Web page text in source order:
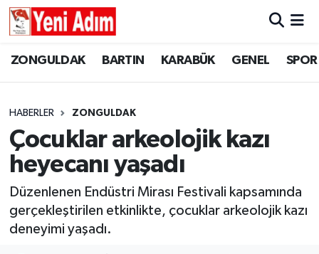
ZONGULDAK BARTIN KARABÜK GENEL SPOR
HABERLER ZONGULDAK
Çocuklar arkeolojik kazı
heyecanı yaşadı
Düzenlenen Endüstri Mirası Festivali kapsamında
gerçekleştirilen etkinlikte, çocuklar arkeolojik kazı
deneyimi yaşadı.
ZONGULDAK
GÜNCEL
SİYASET
RESMİ İLAN
ZONGULDAK
GENEL
SPOR
SİYASET
Zonguldak Hava Durumu
Süper Lig Puan Durumu ve Fikstür
Tüm Manşetler
Son Dakika Haberleri
Haber Arşivi